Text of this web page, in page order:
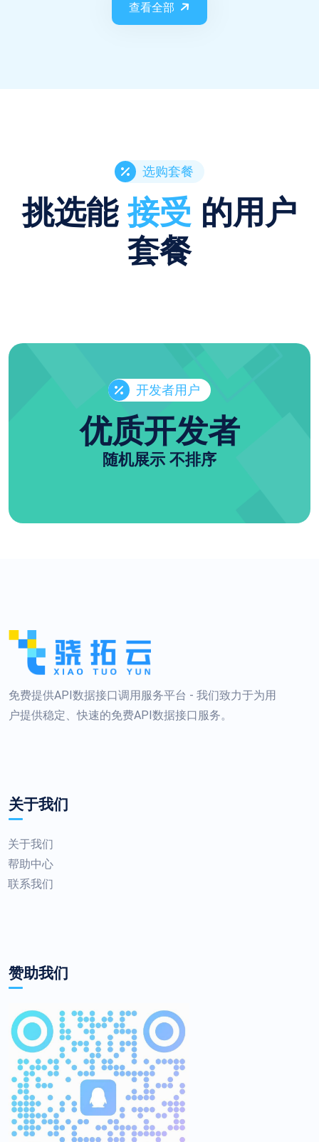
查看全部
选购套餐
挑选能接受 的用户
套餐
开发者用户
优质开发者
随机展示 不排序
免费提供API数据接口调用服务平台 - 我们致力于为用
户提供稳定、快速的免费API数据接口服务。
关于我们
关于我们
帮助中心
联系我们
赞助我们